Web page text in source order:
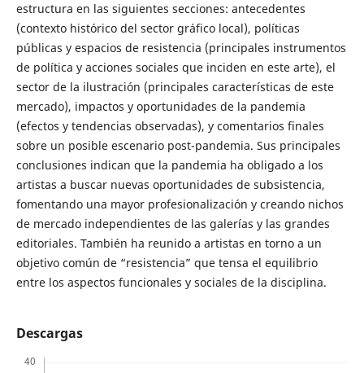
estructura en las siguientes secciones: antecedentes
(contexto histórico del sector gráfico local), políticas
públicas y espacios de resistencia (principales instrumentos
de política y acciones sociales que inciden en este arte), el
sector de la ilustración (principales características de este
mercado), impactos y oportunidades de la pandemia
(efectos y tendencias observadas), y comentarios finales
sobre un posible escenario post-pandemia. Sus principales
conclusiones indican que la pandemia ha obligado a los
artistas a buscar nuevas oportunidades de subsistencia,
fomentando una mayor profesionalización y creando nichos
de mercado independientes de las galerías y las grandes
editoriales. También ha reunido a artistas en torno a un
objetivo común de “resistencia” que tensa el equilibrio
entre los aspectos funcionales y sociales de la disciplina.
Descargas